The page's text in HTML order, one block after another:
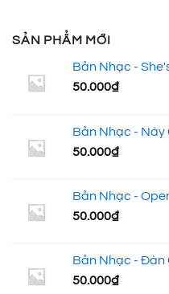
SẢN PHẨM MỚI
Bản Nhạc -
50.000₫
Bản Nhạc - Này
50.000₫
Bản Nhạc -
50.000₫
Bản Nhạc - Đàn
50.000₫